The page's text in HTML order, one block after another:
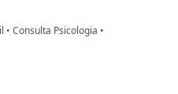
• Consulta Psicologia •